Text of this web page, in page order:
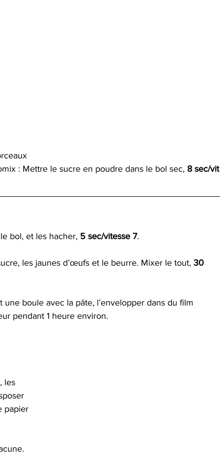
: Mettre le sucre en poudre dans le bol sec, 8 sec/vit
bol, et les hacher, 5 sec/vitesse 7.
les jaunes d’œufs et le beurre. Mixer le tout, 30
boule avec la pâte, l’envelopper dans du film
pendant 1 heure environ.
les
papier